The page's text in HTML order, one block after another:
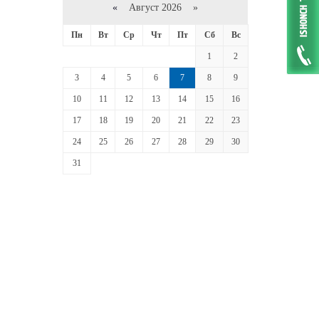
« Август 2026 »
Пн Вт Ср Чт Пт Сб Вс
1 2
3 4 5 6 7 8 9
10 11 12 13 14 15 16
17 18 19 20 21 22 23
24 25 26 27 28 29 30
31